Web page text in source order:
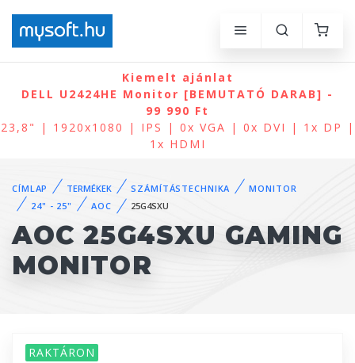
Kiemelt ajánlat
DELL U2424HE Monitor [BEMUTATÓ DARAB] -
99 990 Ft
23,8" | 1920x1080 | IPS | 0x VGA | 0x DVI | 1x DP |
1x HDMI
CÍMLAP TERMÉKEK SZÁMÍTÁSTECHNIKA
MONITOR
24" - 25"
AOC 25G4SXU
AOC 25G4SXU GAMING
MONITOR
RAKTÁRON